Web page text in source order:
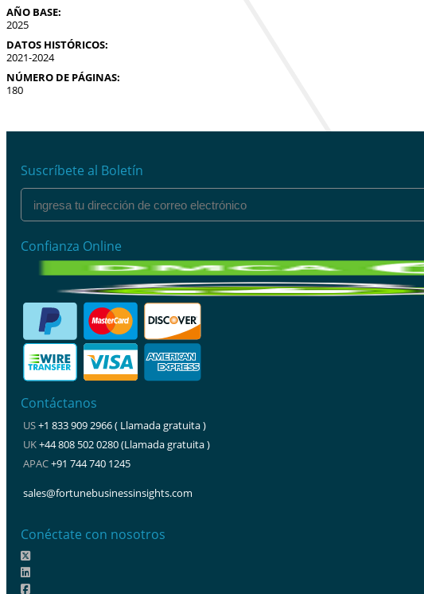
AÑO BASE:
2025
DATOS HISTÓRICOS:
2021-2024
NÚMERO DE PÁGINAS:
180
Suscríbete al Boletín
Confianza Online
Contáctanos
US+1 833 909 2966 ( Llamada gratuita )
UK+44 808 502 0280 (Llamada gratuita )
APAC+91 744 740 1245
sales@fortunebusinessinsights.com
Conéctate con nosotros